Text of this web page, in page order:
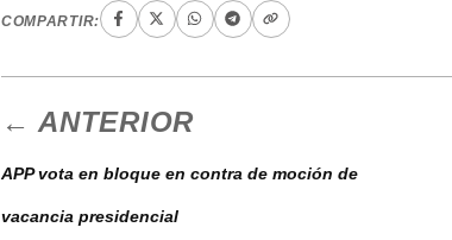
COMPARTIR:
← ANTERIOR
APP vota en bloque en contra de moción de
vacancia presidencial